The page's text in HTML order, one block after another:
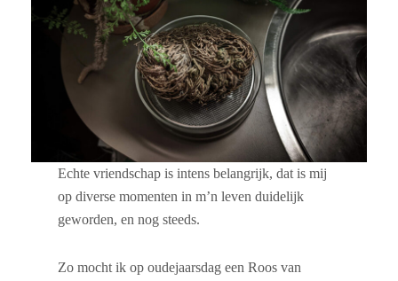
Echte vriendschap is intens belangrijk, dat is mij
op diverse momenten in m’n leven duidelijk
geworden, en nog steeds.
Zo mocht ik op oudejaarsdag een Roos van